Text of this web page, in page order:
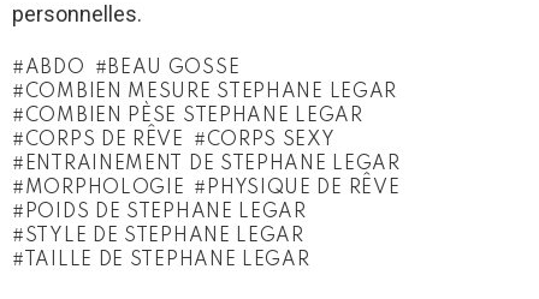
personnelles.
ABDO
BEAU GOSSE
COMBIEN MESURE STEPHANE LEGAR
COMBIEN PÈSE STEPHANE LEGAR
CORPS DE RÊVE
CORPS SEXY
ENTRAINEMENT DE STEPHANE LEGAR
MORPHOLOGIE
PHYSIQUE DE RÊVE
POIDS DE STEPHANE LEGAR
STYLE DE STEPHANE LEGAR
TAILLE DE STEPHANE LEGAR